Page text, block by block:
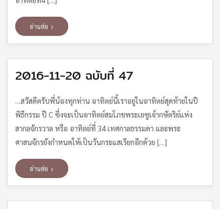
อ่านต่อ
2016-11-20 ฉบับที่ 47
…สวัสดีครับพี่น้องทุกท่าน อาทิตย์นี้เราอยู่ในอาทิตย์สุดท้ายในปี
พิธีกรรม ปี C ซึ่งจะเป็นอาทิตย์สมโภชพระเยซูเจ้ากษัตริย์แห่ง
สากลจักรวาล หรือ อาทิตย์ที่ 34 เทศกาลธรรมดา และพระ
ศาสนจักรยังกำหนดให้เป็นวันกระแสเรียกอีกด้วย […]
อ่านต่อ